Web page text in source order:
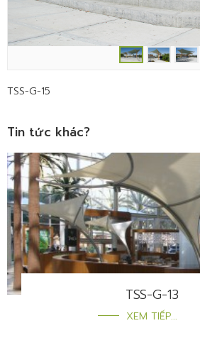
TSS-G-15
Tin tức khác?
TSS-G-13
XEM TIẾP...